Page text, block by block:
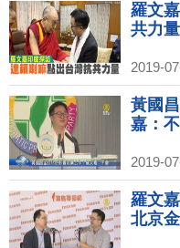
羅文
共力量
2019-
黃國
嘉：
2019-
羅文
北京